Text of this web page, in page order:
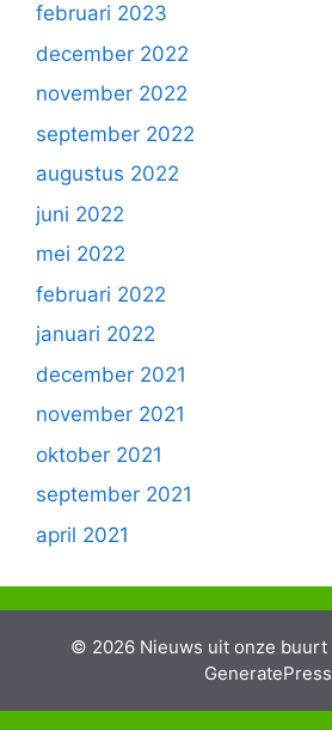
februari 2023
december 2022
november 2022
september 2022
augustus 2022
juni 2022
mei 2022
februari 2022
januari 2022
december 2021
november 2021
oktober 2021
september 2021
april 2021
© 2026 Nieuws uit onze buurt
GeneratePress